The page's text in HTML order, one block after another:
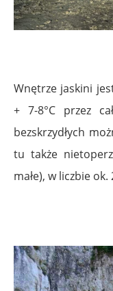
Wnętrze jaskini
+ 7-8°C przez
bezskrzydłych
tu także
małe), w liczbie ok.